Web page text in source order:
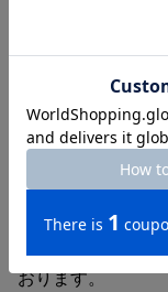
「サイズや色味
に相談したい」
は、お気軽に専
ネット・お電話
認・ご来店の予
おります。